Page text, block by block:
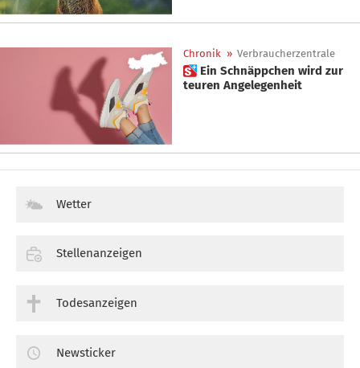
Chronik » Verbraucherzentrale
 Ein Schnäppchen wird zur
teuren Angelegenheit
Wetter
Stellenanzeigen
Todesanzeigen
Newsticker